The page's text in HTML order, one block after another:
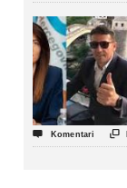
 Komentari 